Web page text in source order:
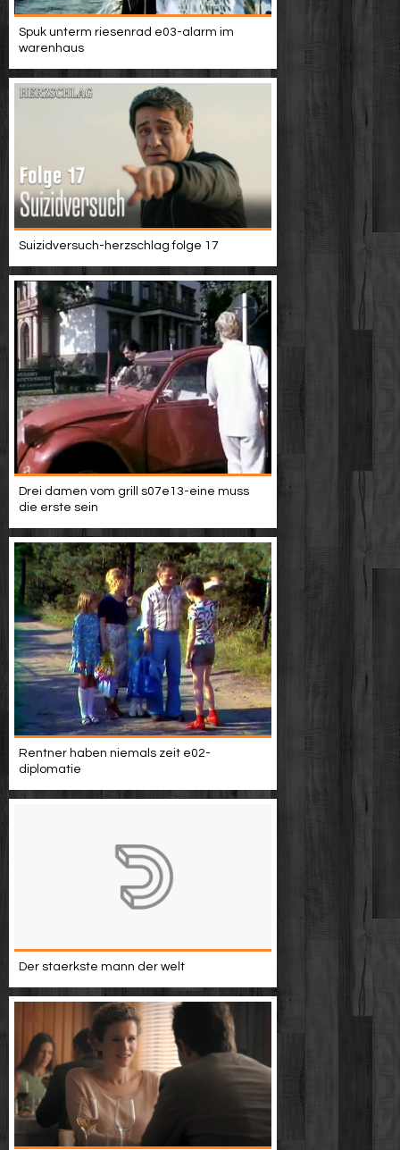
Spuk unterm riesenrad e03-alarm im
warenhaus
Suizidversuch-herzschlag folge 17
Drei damen vom grill s07e13-eine muss
die erste sein
Rentner haben niemals zeit e02-
diplomatie
Der staerkste mann der welt